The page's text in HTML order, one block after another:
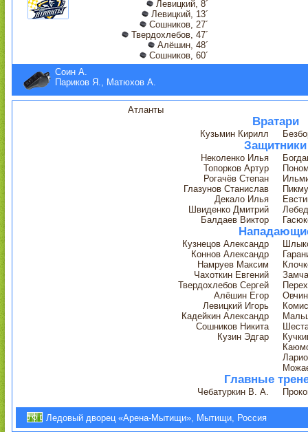
Левицкий, 8´
Левицкий, 13´
Сошников, 27´
Твердохлебов, 47´
Алёшин, 48´
Сошников, 60´
Соин А.
Париков Я., Матюхов А.
Атланты
Вратари
Кузьмин Кирилл
Защитники
Неколенко Илья
Топорков Артур
Рогачёв Степан
Глазунов Станислав
Декало Илья
Швиденко Дмитрий
Балдаев Виктор
Кузнецов Александр
Коннов Александр
Намруев Максим
Чахоткин Евгений
Твердохлебов Сергей
Алёшин Егор
Левицкий Игорь
Кадейкин Александр
Сошников Никита
Кузин Эдгар
Главные
Чебатуркин В. А.
Ледовый дворец «Арена-Мытищи», Мытищи, Россия